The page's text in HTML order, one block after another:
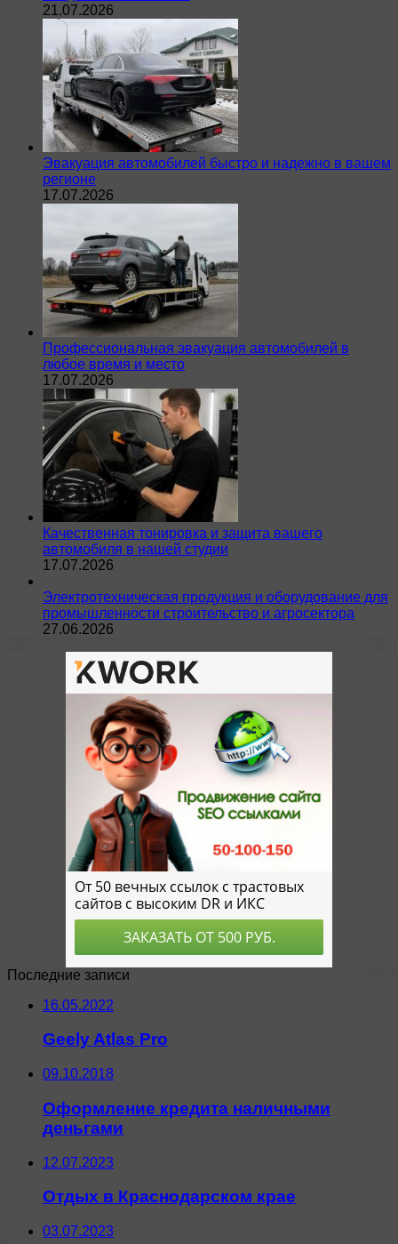
21.07.2026
Эвакуация автомобилей быстро и надежно в вашем
регионе
17.07.2026
Профессиональная эвакуация автомобилей в
любое время и место
17.07.2026
Качественная тонировка и защита вашего
автомобиля в нашей студии
17.07.2026
Электротехническая продукция и оборудование для
промышленности строительство и агросектора
27.06.2026
Последние записи
16.05.2022
Geely Atlas Pro
09.10.2018
Оформление кредита наличными
деньгами
12.07.2023
Отдых в Краснодарском крае
03.07.2023